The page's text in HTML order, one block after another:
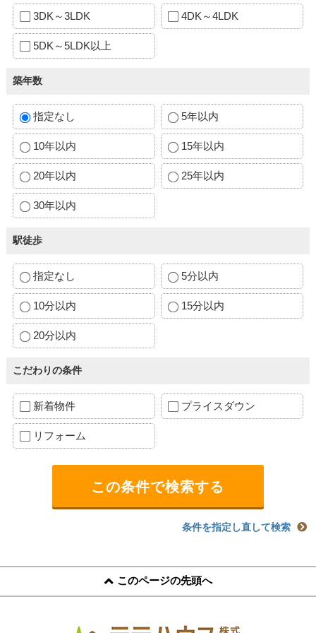
3DK～3LDK 4DK～4LDK
5DK～5LDK以上
築年数
指定なし 5年以内
10年以内 15年以内
20年以内 25年以内
30年以内
駅徒歩
指定なし 5分以内
10分以内 15分以内
20分以内
こだわりの条件
新着物件 プライスダウン
リフォーム
条件を指定し直して検索
このページの先頭へ